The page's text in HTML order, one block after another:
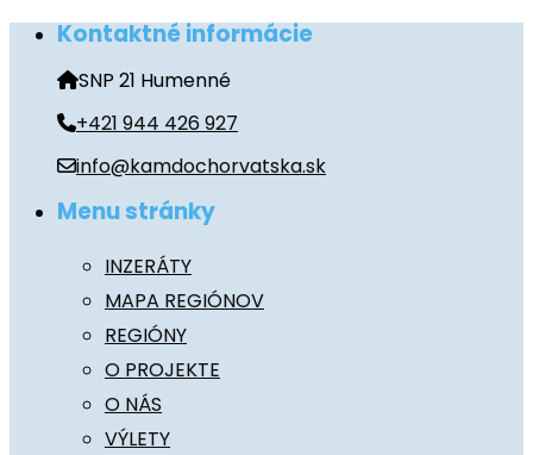
Kontaktné informácie
SNP 21 Humenné
+421 944 426 927
info@kamdochorvatska.sk
Menu stránky
INZERÁTY
MAPA REGIÓNOV
REGIÓNY
O PROJEKTE
O NÁS
VÝLETY